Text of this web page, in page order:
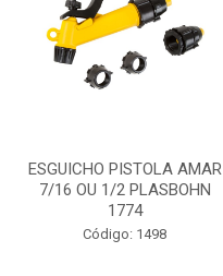
ESGUICHO PISTOLA AMAR
7/16 OU 1/2 PLASBOHN
1774
Código: 1498